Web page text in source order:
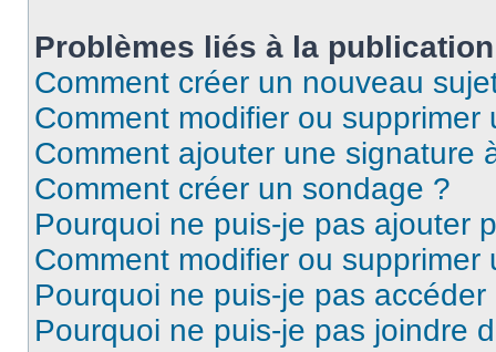
Problèmes liés à la
Comment créer un nouveau
Comment modifier ou supprimer
Comment ajouter une signature
Comment créer un sondage ?
Pourquoi ne puis-je pas ajouter
Comment modifier ou supprimer
Pourquoi ne puis-je pas
Pourquoi ne puis-je pas joindre